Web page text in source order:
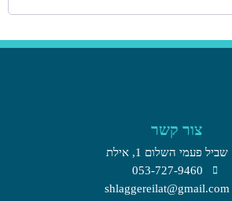
צור קשר
שביל פעמי השלום 1, אילת​
053-727-9460
shlaggereilat@gmail.com